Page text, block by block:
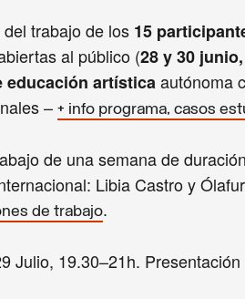
trabajo de los 15
al público (28 y 30
educación artísticaautónoma
– + info programa, casos
de una semana de
Libia Castro y
de trabajo.
Julio, 19.30–21h.